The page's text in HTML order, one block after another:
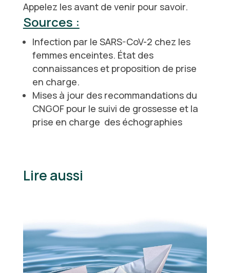
Appelez les avant de venir pour savoir.
Sources :
Infection par le SARS-CoV-2 chez les
femmes enceintes. État des
connaissances et proposition de prise
en charge.
Mises à jour des recommandations du
CNGOF pour le suivi de grossesse et la
prise en charge des échographies
Lire aussi